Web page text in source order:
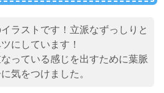
ラストです！立派なずっしりと
にしています！
っている感じを出すために葉脈
気をつけました。